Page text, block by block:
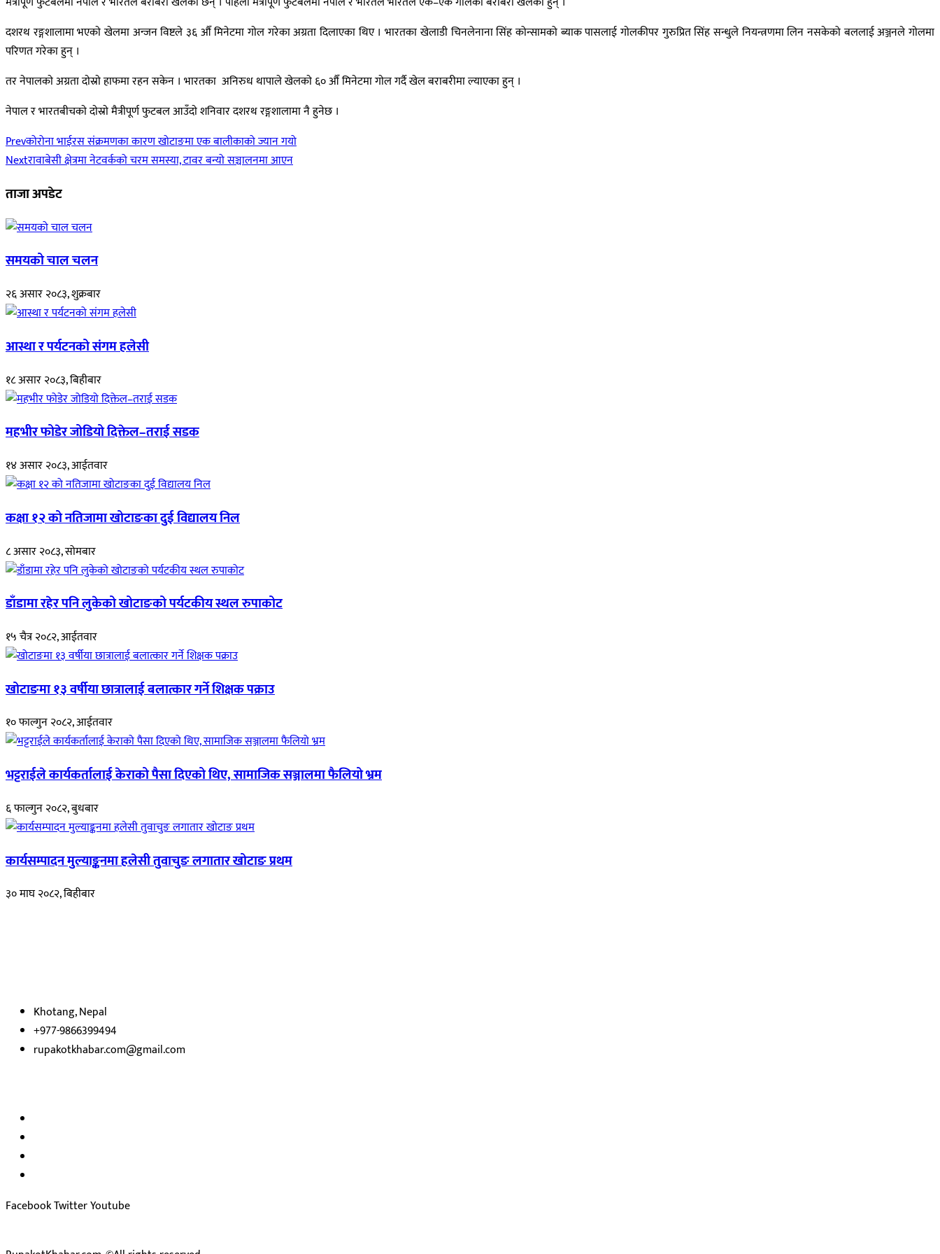
दशरथ रङ्गशालामा भएकाे खेलमा अन्जन विष्टले ३६ औँ मिनेटमा गाेल गरेका अग्रता दिलाएका थिए । भारतका खेलाडी चिनलेनाना सिंह कोन्सामको ब्याक पासलाई गाेलकीपर गुरुप्रित सिंह सन्धुले नियन्त्रणमा लिन नसकेको बललाई अञ्जनले गाेलमा
परिणत गरेका हुन् ।
तर नेपालकाे अग्रता दाेस्राे हाफमा रहन सकेन । भारतका अनिरुध थापाले खेलकाे ६० औँ मिनेटमा गाेल गर्दै खेल बराबरीमा ल्याएका हुन् ।
नेपाल र भारतबीचकाे दाेस्राे मैत्रीपूर्ण फुटबल आउँदाे शनिवार दशरथ रङ्गशालामा नै हुनेछ ।
Prevकोरोना भाईरस संक्रमणका कारण खोटाङमा एक बालीकाको ज्यान गयो
Nextरावाबेसी क्षेत्रमा नेटवर्कको चरम समस्या, टावर बन्यो सञ्चालनमा आएन
ताजा अपडेट
समयको चाल चलन
२६ असार २०८३, शुक्रबार
आस्था र पर्यटनको संगम हलेसी
१८ असार २०८३, बिहीबार
महभीर फोडेर जोडियो दिक्तेल–तराई सडक
१४ असार २०८३, आईतवार
कक्षा १२ को नतिजामा खोटाङका दुई विद्यालय निल
८ असार २०८३, सोमबार
डाँडामा रहेर पनि लुकेको खोटाङको पर्यटकीय स्थल रुपाकोट
१५ चैत्र २०८२, आईतवार
खोटाङमा १३ वर्षीया छात्रालाई बलात्कार गर्ने शिक्षक पक्राउ
१० फाल्गुन २०८२, आईतवार
भट्टराईले कार्यकर्तालाई केराको पैसा दिएको थिए, सामाजिक सञ्जालमा फैलियो भ्रम
६ फाल्गुन २०८२, बुधबार
कार्यसम्पादन मुल्याङ्कनमा हलेसी तुवाचुङ लगातार खोटाङ प्रथम
३० माघ २०८२, बिहीबार
Khotang, Nepal
+977-9866399494
rupakotkhabar.com@gmail.com
FacebookTwitterYoutube